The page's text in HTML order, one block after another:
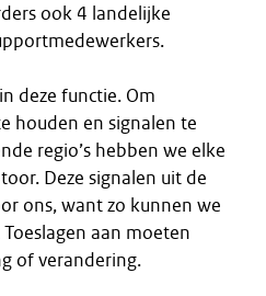
ook 4 landelijke
deze functie. Om
houden en signalen te
regio’s hebben we elke
Deze signalen uit de
ons, want zo kunnen we
aan moeten
of verandering.